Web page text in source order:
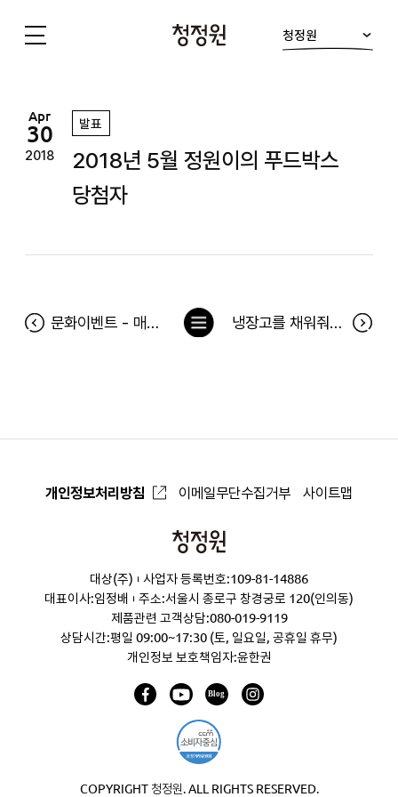
청정원
Apr
30
2018
발표
2018년 5월 정원이의 푸드박스
당첨자
문화이벤트 - 매직빈 예매권 당첨자 냉장고를 채워줘 67차 당첨자(4월 23일~4월 29일) 및 4월 베스트 당첨톡 당첨자
목
개인정보처리방침 이메일무단수집거부 사이트맵
청
원
대상(주)
사업자 등록번호:109-81-14886
대표이사:임정배
주소:서울시 종로구 창경궁로 120(인의동)
제품관련 고객상담:080-019-9119
상담시간:평일 09:00~17:30 (토, 일요일, 공휴일 휴무)
개인정보 보호책임자:윤한권
COPYRIGHT 청정원. ALL RIGHTS RESERVED.